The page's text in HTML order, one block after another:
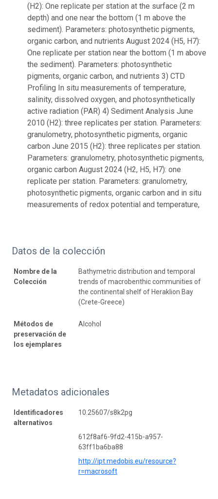
(H2): One replicate per station at the surface (2 m
depth) and one near the bottom (1 m above the
sediment). Parameters: photosynthetic pigments,
organic carbon, and nutrients August 2024 (H5, H7):
One replicate per station near the bottom (1 m above
the sediment). Parameters: photosynthetic
pigments, organic carbon, and nutrients 3) CTD
Profiling In situ measurements of temperature,
salinity, dissolved oxygen, and photosynthetically
active radiation (PAR) 4) Sediment Analysis June
2010 (H2): three replicates per station. Parameters:
granulometry, photosynthetic pigments, organic
carbon June 2015 (H2): three replicates per station.
Parameters: granulometry, photosynthetic pigments,
organic carbon August 2024 (H2, H5, H7): one
replicate per station. Parameters: granulometry,
photosynthetic pigments, organic carbon and in situ
measurements of redox potential and temperature,
Datos de la colección
Nombre de la
Colección
Bathymetric distribution and temporal
trends of macrobenthic communities of
the continental shelf of Heraklion Bay
(Crete-Greece)
Métodos de
preservación de
los ejemplares
Alcohol
Metadatos adicionales
Identificadores
alternativos
10.25607/s8k2pg
612f8af6-9fd2-415b-a957-
63ff1ba6ba88
http://ipt.medobis.eu/resource?
r=macrosoft